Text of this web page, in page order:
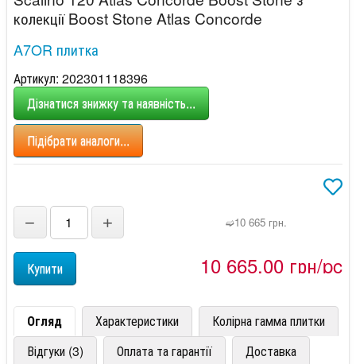
колекції Boost Stone Atlas Concorde
A7OR плитка
Артикул: 202301118396
Дізнатися знижку та наявність...
Підібрати аналоги...
− + ➫10 665 грн.
10 665,00 грн/pc
Огляд Характеристики
Колірна гамма плитки
Відгуки (3)
Оплата та гарантії Доставка